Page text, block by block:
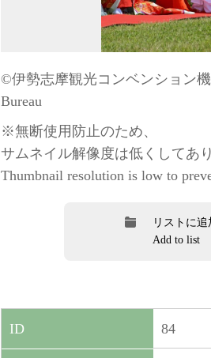
©伊勢志摩観光コンベンション
Bureau
※無断使用防止のため、
サムネイル解像度は低くしてあり
Thumbnail resolution is low to
リストに追
Add to list
ID 84